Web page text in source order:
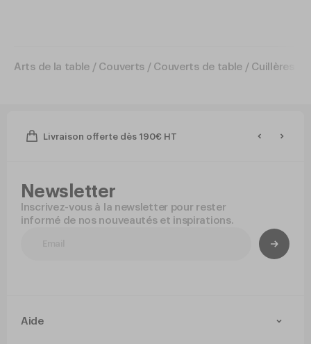
Arts de la table / Couverts / Couverts de table / Cuillères
Livraison offerte dès 190€ HT
Newsletter
Inscrivez-vous à la newsletter pour rester
informé de nos nouveautés et inspirations.
Aide